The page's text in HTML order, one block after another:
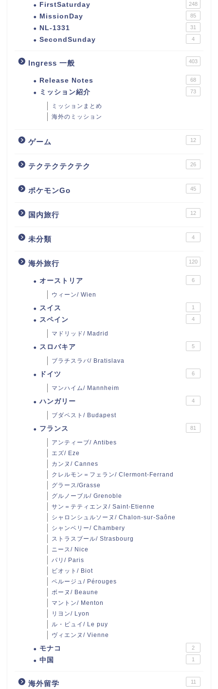
FirstSaturday 248
MissionDay 85
NL-1331 31
SecondSunday 4
Ingress 一般 403
Release Notes 68
ミッション紹介 73
ミッションまとめ
海外のミッション
ゲーム 12
テクテクテクテク 26
ポケモンGo 45
国内旅行 12
未分類 4
海外旅行 120
オーストリア 6
ウィーン/ Wien
スイス 1
スペイン 4
マドリッド/ Madrid
スロバキア 5
ブラチスラバ/ Bratislava
ドイツ 6
マンハイム/ Mannheim
ハンガリー 4
ブダペスト/ Budapest
フランス 81
アンティーブ/ Antibes
エズ/ Eze
カンヌ/ Cannes
クレルモン＝フェラン/ Clermont-Ferrand
グラース/Grasse
グルノーブル/ Grenoble
サン＝テティエンヌ/ Saint-Etienne
シャロンシュルソーヌ/ Chalon-sur-Saône
シャンベリー/ Chambery
ストラスブール/ Strasbourg
ニース/ Nice
パリ/ Paris
ビオット/ Biot
ペルージュ/ Pérouges
ボーヌ/ Beaune
マントン/ Menton
リヨン/ Lyon
ル・ピュイ/ Le puy
ヴィエンヌ/ Vienne
モナコ 2
中国 1
海外留学 11